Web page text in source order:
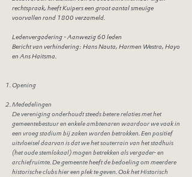
rechtspraak, heeft Kuipers een groot aantal smeuïge
voorvallen rond 1800 verzameld.
Ledenvergadering - Aanwezig 60 leden
Bericht van verhindering: Hans Nauta, Harmen Westra, Hayo
en Ans Haitsma.
Opening
Mededelingen
De vereniging onderhoudt steeds betere relaties met het
gemeentebestuur en enkele ambtenaren waardoor we vaak in
een vroeg stadium bij zaken worden betrokken. Een positief
uitvloeisel daarvan is dat we het souterrain van het stadhuis
(het oude stemlokaal) mogen betrekken als vergader- en
archiefruimte. De gemeente heeft de bedoeling om meerdere
historische clubs hier een plek te geven. Ook het Historisch